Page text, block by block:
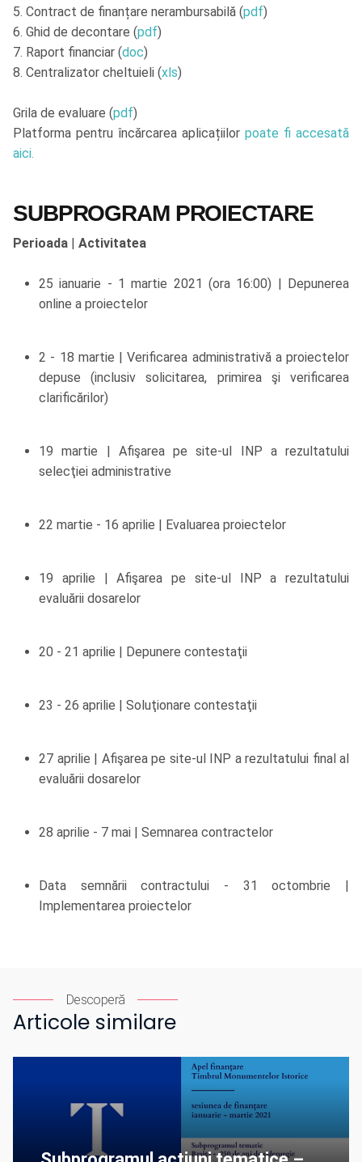
5. Contract de finanțare nerambursabilă (pdf)
6. Ghid de decontare (pdf)
7. Raport financiar (doc)
8. Centralizator cheltuieli (xls)
Grila de evaluare (pdf)
Platforma pentru încărcarea aplicațiilor poate fi accesată
aici.
SUBPROGRAM PROIECTARE
Perioada | Activitatea
25 ianuarie - 1 martie 2021 (ora 16:00) | Depunerea
online a proiectelor
2 - 18 martie | Verificarea administrativă a proiectelor
depuse (inclusiv solicitarea, primirea şi verificarea
clarificărilor)
19 martie | Afişarea pe site-ul INP a rezultatului
selecţiei administrative
22 martie - 16 aprilie | Evaluarea proiectelor
19 aprilie | Afişarea pe site-ul INP a rezultatului
evaluării dosarelor
20 - 21 aprilie | Depunere contestaţii
23 - 26 aprilie | Soluţionare contestaţii
27 aprilie | Afişarea pe site-ul INP a rezultatului final al
evaluării dosarelor
28 aprilie - 7 mai | Semnarea contractelor
Data semnării contractului - 31 octombrie |
Implementarea proiectelor
Descoperă
Articole similare